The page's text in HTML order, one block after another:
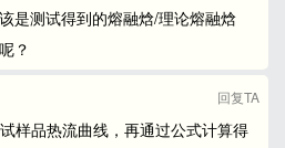
是测试得到的熔融焓/理论熔融焓
？
回复TA
样品热流曲线，再通过公式计算得